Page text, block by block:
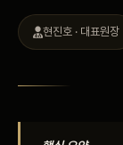
안
현진호 · 대표원장